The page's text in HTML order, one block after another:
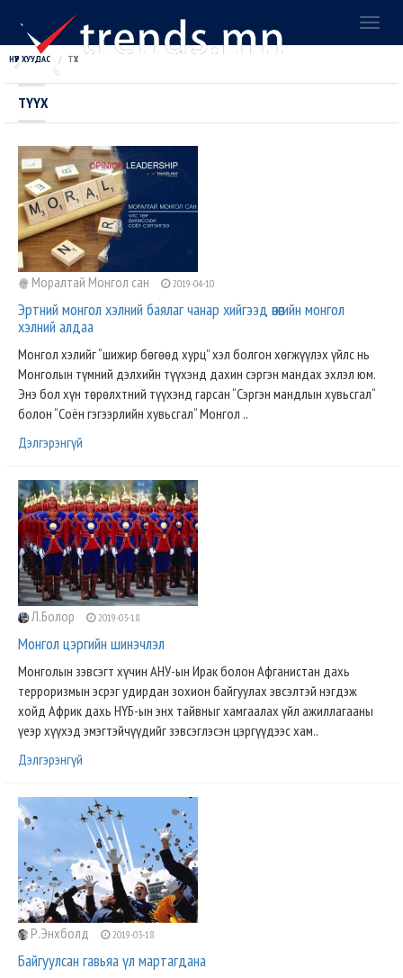
НҮҮР ХУУДАС ТҮҮХ
ТҮҮХ
Моралтай Монгол сан 2019-04-10
Эртний монгол хэлний баялаг чанар хийгээд өнөөгийн монгол
хэлний алдаа
Монгол хэлийг “шижир бөгөөд хурц” хэл болгон хөгжүүлэх үйлс нь
Монголын түмний дэлхийн түүхэнд дахин сэргэн мандах эхлэл юм.
Энэ бол хүн төрөлхтний түүхэнд гарсан “Сэргэн мандлын хувьсгал“
болон “Соён гэгээрлийн хувьсгал“ Монгол ..
Дэлгэрэнгүй
Л.Болор 2019-03-18
Монгол цэргийн шинэчлэл
Монголын зэвсэгт хүчин АНУ-ын Ирак болон Афганистан дахь
терроризмын эсрэг удирдан зохион байгуулах эвсэлтэй нэгдэж
хойд Африк дахь НҮБ-ын энх тайвныг хамгаалах үйл ажиллагааны
үеэр хүүхэд эмэгтэйчүүдийг зэвсэглэсэн цэргүүдээс хам..
Дэлгэрэнгүй
Р.Энхболд 2019-03-18
Байгуулсан гавьяа үл мартагдана